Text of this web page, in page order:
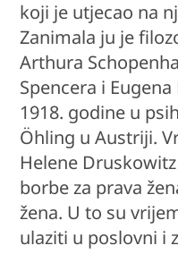
koji je utjecao na
Zanimala ju je
Arthura
Spencera i
1918. godine u
Öhling u Austriji.
Helene
borbe za prava
žena. U to su
ulaziti u poslovni i